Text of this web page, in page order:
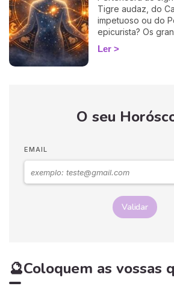
Tigre audaz, do
impetuoso ou do
epicurista? Os
traços do seu
encontram-se
o que permitirá um
autoconhecimento
Astrologia Chinesa,
Ler
O seu
EMAIL
Validar
🔮Coloquem as vossas